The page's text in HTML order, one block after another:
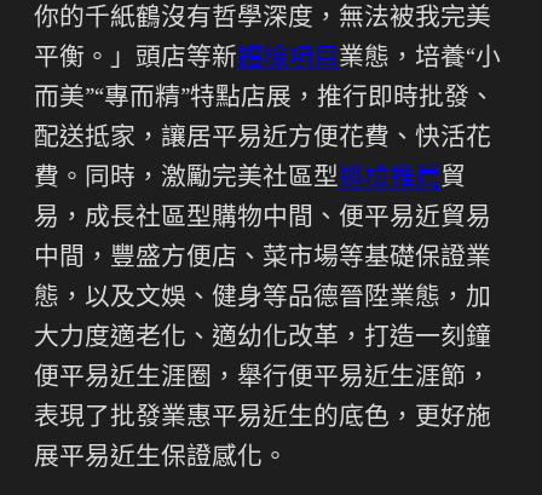
你的千紙鶴沒有哲學深度，無法被我完美
平衡。」頭店等新體檢項目業態，培養“小
而美”“專而精”特點店展，推行即時批發、
配送抵家，讓居平易近方便花費、快活花
費。同時，激勵完美社區型巡檢推薦貿
易，成長社區型購物中間、便平易近貿易
中間，豐盛方便店、菜市場等基礎保證業
態，以及文娛、健身等品德晉陞業態，加
大力度適老化、適幼化改革，打造一刻鐘
便平易近生涯圈，舉行便平易近生涯節，
表現了批發業惠平易近生的底色，更好施
展平易近生保證感化。